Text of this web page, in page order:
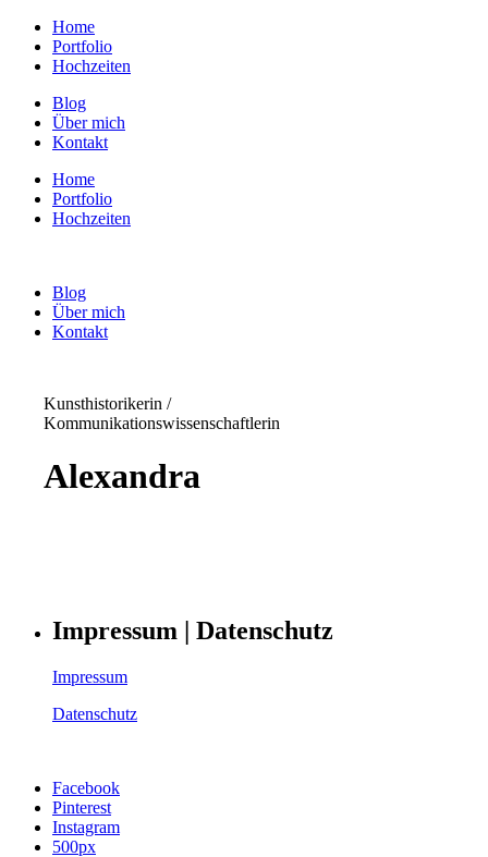
Home
Portfolio
Hochzeiten
Blog
Über mich
Kontakt
Home
Portfolio
Hochzeiten
Blog
Über mich
Kontakt
Kunsthistorikerin /
Kommunikationswissenschaftlerin
Alexandra
Impressum | Datenschutz
Impressum
Datenschutz
Facebook
Pinterest
Instagram
500px